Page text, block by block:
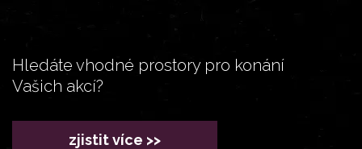
Hledáte vhodné prostory pro konání
Vašich akcí?
zjistit více >>